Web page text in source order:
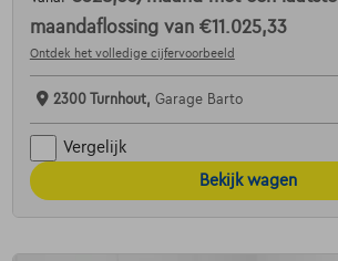
maandaflossing van €11.025,33
Ontdek het volledige cijfervoorbeeld
2300 Turnhout, Garage Barto
Vergelijk
Bekijk wagen